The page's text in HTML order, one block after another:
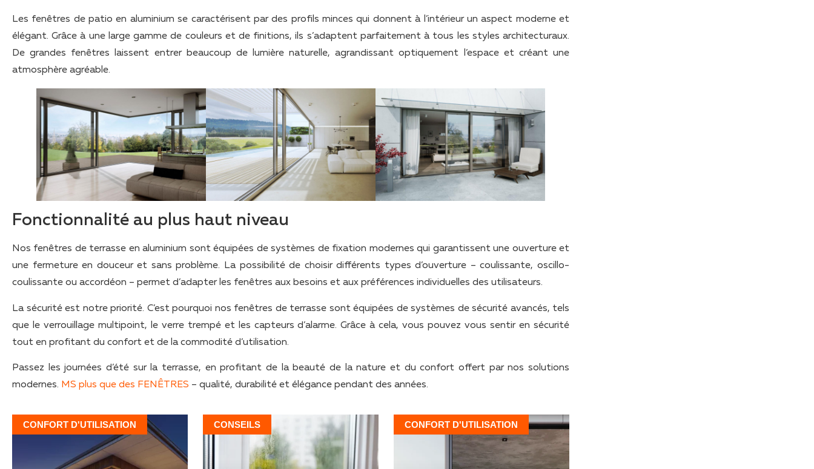
Les fenêtres de patio en aluminium se caractérisent par des profils minces qui donnent à l’intérieur un aspect moderne et
élégant. Grâce à une large gamme de couleurs et de finitions, ils s’adaptent parfaitement à tous les styles architecturaux.
De grandes fenêtres laissent entrer beaucoup de lumière naturelle, agrandissant optiquement l’espace et créant une
atmosphère agréable.
Fonctionnalité au plus haut niveau
Nos fenêtres de terrasse en aluminium sont équipées de systèmes de fixation modernes qui garantissent une ouverture et
une fermeture en douceur et sans problème. La possibilité de choisir différents types d’ouverture – coulissante, oscillo-
coulissante ou accordéon – permet d’adapter les fenêtres aux besoins et aux préférences individuelles des utilisateurs.
La sécurité est notre priorité. C’est pourquoi nos fenêtres de terrasse sont équipées de systèmes de sécurité avancés, tels
que le verrouillage multipoint, le verre trempé et les capteurs d’alarme. Grâce à cela, vous pouvez vous sentir en sécurité
tout en profitant du confort et de la commodité d’utilisation.
Passez les journées d’été sur la terrasse, en profitant de la beauté de la nature et du confort offert par nos solutions
modernes. MS plus que des FENÊTRES – qualité, durabilité et élégance pendant des années.
CONFORT D'UTILISATION CONSEILS CONFORT D'UTILISATION